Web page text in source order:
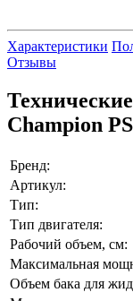
Характеристики
Отзывы
Champion
Бренд:
Артикул:
Тип:
Тип двигателя:
Рабочий объем, см:
Максимальная
Объем бака для